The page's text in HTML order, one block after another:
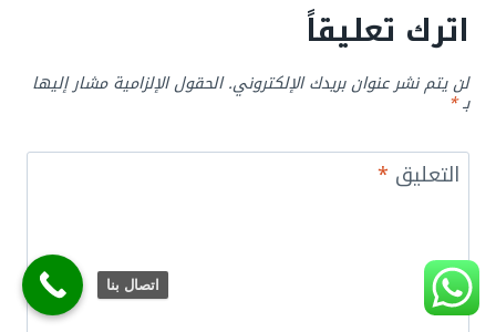
اترك تعليقاً
لن يتم نشر عنوان بريدك الإلكتروني. الحقول الإلزامية مشار إليها
بـ*
التعليق *
اتصال بنا